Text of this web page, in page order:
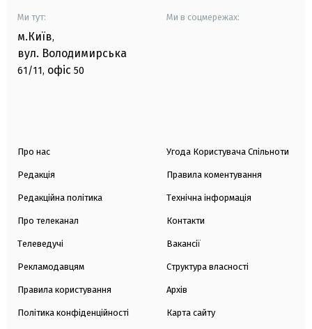
Ми тут:
м.Київ,
вул. Володимирська
61/11, офіс 50
Ми в соцмережах:
Про нас
Редакція
Редакційна політика
Про телеканал
Телеведучі
Рекламодавцям
Правила користування
Політика конфіденційності
Угода Користувача Спільноти
Правила коментування
Технічна інформація
Контакти
Вакансії
Структура власності
Архів
Карта сайту